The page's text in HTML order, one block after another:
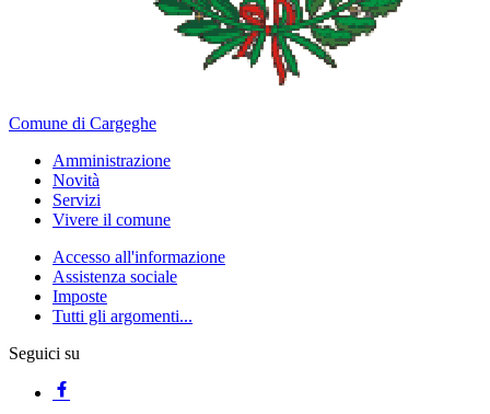
Comune di Cargeghe
Amministrazione
Novità
Servizi
Vivere il comune
Accesso all'informazione
Assistenza sociale
Imposte
Tutti gli argomenti...
Seguici su